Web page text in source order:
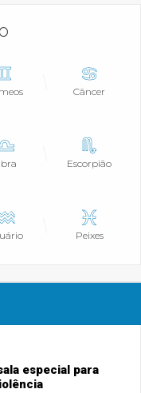
Câncer
Escorpião
Peixes
especial para